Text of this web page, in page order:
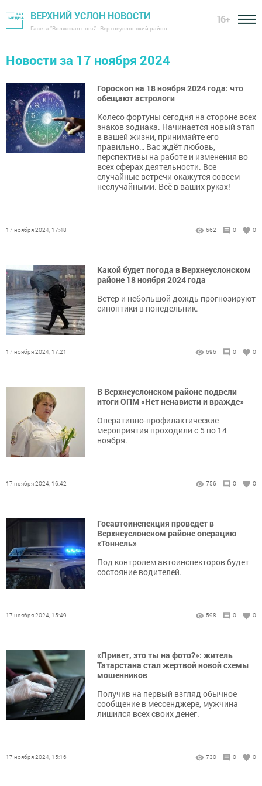
ВЕРХНИЙ УСЛОН НОВОСТИ
Газета "Волжская новь" - Верхнеуслонский район
16+
Новости за 17 ноября 2024
Гороскоп на 18 ноября 2024 года: что
обещают астрологи
Колесо фортуны сегодня на стороне всех
знаков зодиака. Начинается новый этап
в вашей жизни, принимайте его
правильно… Вас ждёт любовь,
перспективы на работе и изменения во
всех сферах деятельности. Все
случайные встречи окажутся совсем
неслучайными. Всё в ваших руках!
17 ноября 2024, 17:48 662 0 0
Какой будет погода в Верхнеуслонском
районе 18 ноября 2024 года
Ветер и небольшой дождь прогнозируют
синоптики в понедельник.
17 ноября 2024, 17:21 696 0 0
В Верхнеуслонском районе подвели
итоги ОПМ «Нет ненависти и вражде»
Оперативно-профилактические
мероприятия проходили с 5 по 14
ноября.
17 ноября 2024, 16:42 756 0 0
Госавтоинспекция проведет в
Верхнеуслонском районе операцию
«Тоннель»
Под контролем автоинспекторов будет
состояние водителей.
17 ноября 2024, 15:49 598 0 0
«Привет, это ты на фото?»: житель
Татарстана стал жертвой новой схемы
мошенников
Получив на первый взгляд обычное
сообщение в мессенджере, мужчина
лишился всех своих денег.
17 ноября 2024, 15:16 730 0 0